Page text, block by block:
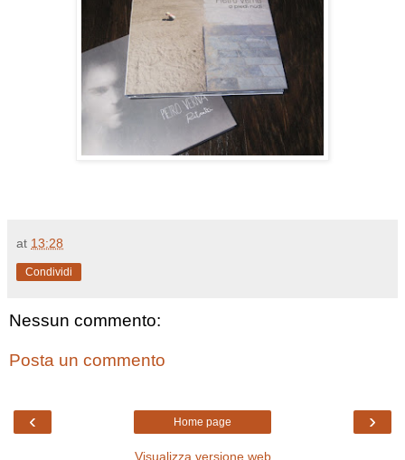
at 13:28
Condividi
Nessun commento:
Posta un commento
‹ ›
Home page
Visualizza versione web